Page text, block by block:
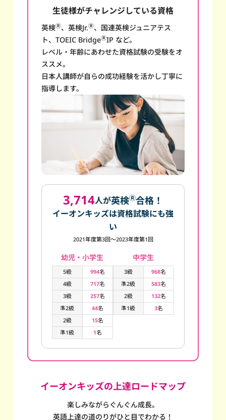
生徒様がチャレンジしている資格
英検Ⓡ、英検Jr.Ⓡ、国連英検ジュニアテス
ト、TOEIC BridgeⓇIP など。
レベル・年齢にあわせた資格試験の受験をオ
ススメ。
日本人講師が自らの成功経験を活かし丁寧に
指導します。
3,714人が英検Ⓡ合格！
イーオンキッズは資格試験にも強
い
2021年度第3回～2023年度第1回
幼児・小学生
5級 994名
4級
717名
3級
257名
準2級
44名
2級
15名
準1級
1名
中学生
3級 968名
準2級
583名
2級
132名
準1級
3名
イーオンキッズの上達ロードマップ
楽しみながらぐんぐん成長。
英語上達の道のりがひと目でわかる！